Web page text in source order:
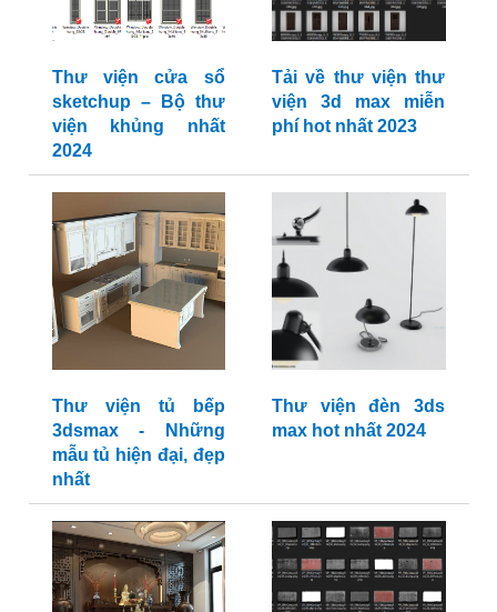
Thư viện cửa sổ
sketchup – Bộ thư
viện khủng nhất
2024
Tải về thư viện thư
viện 3d max miễn
phí hot nhất 2023
Thư viện tủ bếp
3dsmax - Những
mẫu tủ hiện đại, đẹp
nhất
Thư viện đèn 3ds
max hot nhất 2024